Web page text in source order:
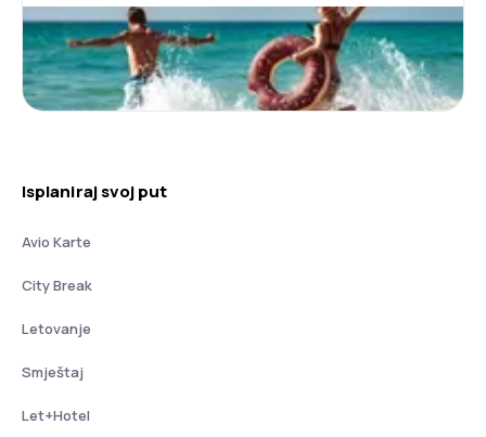
Isplaniraj svoj put
Avio Karte
City Break
Letovanje
Smještaj
Let+Hotel